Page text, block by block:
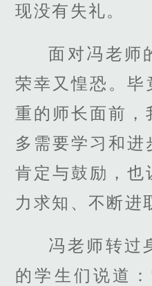
现没有失礼。
面对冯老师
荣幸又惶恐。毕
重的师长面前，
多需要学习和进
肯定与鼓励，也
力求知、不断进
冯老师转过
的学生们说道